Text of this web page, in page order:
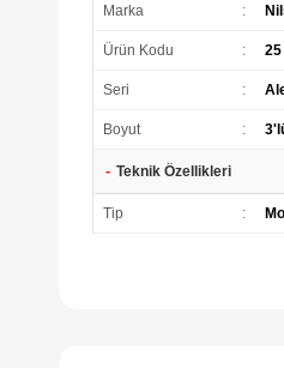
Marka :
Ürün Kodu : 25
Seri :
Boyut :
- Teknik Özellikleri
Tip :